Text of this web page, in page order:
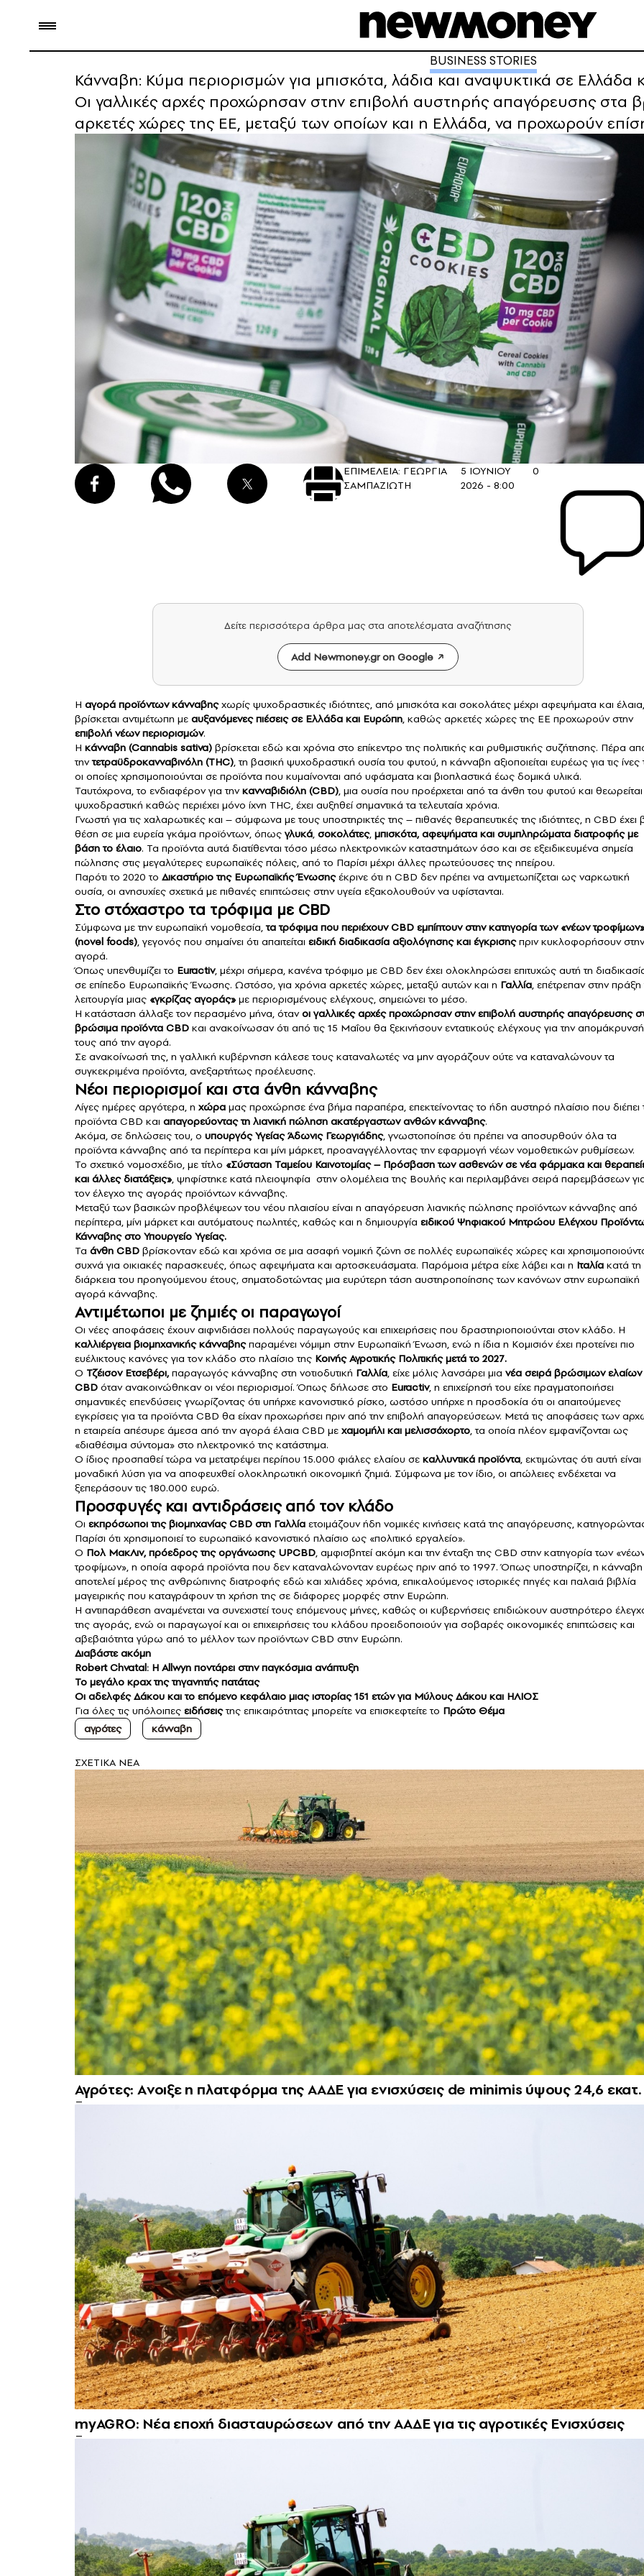
BUSINESS STORIES
Κάνναβη: Κύμα περιορισμών για μπισκότα, λάδια και αναψυκτικά σε
Οι γαλλικές αρχές προχώρησαν στην επιβολή αυστηρής απαγόρευσης στα
αρκετές χώρες της ΕΕ, μεταξύ των οποίων και η Ελλάδα, να προχωρούν
ΕΠΙΜΕΛΕΙΑ: ΓΕΩΡΓΙΑ
ΣΑΜΠΑΖΙΩΤΗ
5 ΙΟΥΝΙΟΥ
2026 - 8:00
0
Δείτε περισσότερα άρθρα μας στα αποτελέσματα αναζήτησης
Add Newmoney.gr on Google
Η αγορά προϊόντωνκάνναβηςχωρίς ψυχοδραστικές ιδιότητες, από μπισκότα και σοκολάτες μέχρι αφεψήματα και έλαια,
βρίσκεται αντιμέτωπη με αυξανόμενες πιέσεις σε Ελλάδα και Ευρώπη, καθώς αρκετές χώρες της ΕΕ προχωρούν στην
επιβολή νέων περιορισμών.
Η κάνναβη (Cannabis sativa) βρίσκεται εδώ και χρόνια στο επίκεντρο της πολιτικής και ρυθμιστικής συζήτησης. Πέρα
τηντετραϋδροκανναβινόλη (THC), τη βασική ψυχοδραστική ουσία του φυτού, η κάνναβη αξιοποιείται ευρέως για τις ίνες
οι οποίες χρησιμοποιούνται σε προϊόντα που κυμαίνονται από υφάσματα και βιοπλαστικά έως δομικά υλικά.
Ταυτόχρονα, το ενδιαφέρον για τηνκανναβιδιόλη (CBD), μια ουσία που προέρχεται από τα άνθη του φυτού και
ψυχοδραστική καθώς περιέχει μόνο ίχνη THC, έχει αυξηθεί σημαντικά τα τελευταία χρόνια.
Γνωστή για τις χαλαρωτικές και – σύμφωνα με τους υποστηρικτές της – πιθανές θεραπευτικές της ιδιότητες, η CBD έχει
θέση σε μια ευρεία γκάμα προϊόντων, όπως γλυκά, σοκολάτες, μπισκότα, αφεψήματα και συμπληρώματα διατροφής με
βάση το έλαιο. Τα προϊόντα αυτά διατίθενται τόσο μέσω ηλεκτρονικών καταστημάτων όσο και σε εξειδικευμένα σημεία
πώλησης στις μεγαλύτερες ευρωπαϊκές πόλεις, από το Παρίσι μέχρι άλλες πρωτεύουσες της ηπείρου.
Παρότι το 2020 το Δικαστήριο της Ευρωπαϊκής Ένωσηςέκρινε ότι η CBD δεν πρέπει να αντιμετωπίζεται ως ναρκωτική
ουσία, οι ανησυχίες σχετικά με πιθανές επιπτώσεις στην υγεία εξακολουθούν να υφίστανται.
Στο στόχαστρο τα τρόφιμα με CBD
Σύμφωνα με την ευρωπαϊκή νομοθεσία,τα τρόφιμα που περιέχουν CBD εμπίπτουν στην κατηγορία των «νέων τροφίμων»
(novel foods), γεγονός που σημαίνει ότι απαιτείται ειδική διαδικασία αξιολόγησης και έγκρισηςπριν κυκλοφορήσουν στην
αγορά.
Όπως υπενθυμίζει το Euractiv, μέχρι σήμερα, κανένα τρόφιμο με CBD δεν έχει ολοκληρώσει επιτυχώς αυτή τη
σε επίπεδο Ευρωπαϊκής Ένωσης. Ωστόσο, για χρόνια αρκετές χώρες, μεταξύ αυτών και η Γαλλία, επέτρεπαν στην πράξη
λειτουργία μιας «γκρίζας αγοράς» με περιορισμένους ελέγχους, σημειώνει το μέσο.
Η κατάσταση άλλαξε τον περασμένο μήνα, ότανοι γαλλικές αρχές προχώρησαν στην επιβολή αυστηρής απαγόρευσης
βρώσιμα προϊόντα CBD και ανακοίνωσαν ότι από τις 15 Μαΐου θα ξεκινήσουν εντατικούς ελέγχους για την απομάκρυνσή
τους από την αγορά.
Σε ανακοίνωσή της, η γαλλική κυβέρνηση κάλεσε τους καταναλωτές να μην αγοράζουν ούτε να καταναλώνουν τα
συγκεκριμένα προϊόντα, ανεξαρτήτως προέλευσης.
Νέοι περιορισμοί και στα άνθη κάνναβης
Λίγες ημέρες αργότερα, η χώρα μας προχώρησε ένα βήμα παραπέρα, επεκτείνοντας το ήδη αυστηρό πλαίσιο που διέπει
προϊόντα CBD και απαγορεύοντας τη λιανική πώληση ακατέργαστων ανθών κάνναβης.
Ακόμα, σε δηλώσεις του, ο υπουργός Υγείας Άδωνις Γεωργιάδης, γνωστοποίησε ότι πρέπει να αποσυρθούν όλα τα
προϊόντα κάνναβης από τα περίπτερα και μίνι μάρκετ, προαναγγέλλοντας την εφαρμογή νέων νομοθετικών ρυθμίσεων.
Το σχετικό νομοσχέδιο, με τίτλο «Σύσταση Ταμείου Καινοτομίας – Πρόσβαση των ασθενών σε νέα φάρμακα και
και άλλες διατάξεις», ψηφίστηκε κατά πλειοψηφία στην ολομέλεια της Βουλής και περιλαμβάνει σειρά παρεμβάσεων
τον έλεγχο της αγοράς προϊόντων κάνναβης.
Μεταξύ των βασικών προβλέψεων του νέου πλαισίου είναι η απαγόρευση λιανικής πώλησης προϊόντων κάνναβης από
περίπτερα, μίνι μάρκετ και αυτόματους πωλητές, καθώς και η δημιουργία ειδικού Ψηφιακού Μητρώου Ελέγχου
Κάνναβης στο Υπουργείο Υγείας.
Τα άνθη CBD βρίσκονταν εδώ και χρόνια σε μια ασαφή νομική ζώνη σε πολλές ευρωπαϊκές χώρες και
συχνά για οικιακές παρασκευές, όπως αφεψήματα και αρτοσκευάσματα. Παρόμοια μέτρα είχε λάβει και η Ιταλία κατά τη
διάρκεια του προηγούμενου έτους, σηματοδοτώντας μια ευρύτερη τάση αυστηροποίησης των κανόνων στην ευρωπαϊκή
αγορά κάνναβης.
Αντιμέτωποι με ζημιές οι παραγωγοί
Οι νέες αποφάσεις έχουν αιφνιδιάσει πολλούς παραγωγούς και επιχειρήσεις που δραστηριοποιούνται στον κλάδο. Η
καλλιέργεια βιομηχανικής κάνναβηςπαραμένει νόμιμη στην Ευρωπαϊκή Ένωση, ενώ η ίδια η Κομισιόν έχει προτείνει πιο
ευέλικτους κανόνες για τον κλάδο στο πλαίσιο της Κοινής Αγροτικής Πολιτικής μετά το 2027.
Ο Τζέισον Ετσεβέρι,παραγωγός κάνναβης στη νοτιοδυτική Γαλλία, είχε μόλις λανσάρει μια νέα σειρά βρώσιμων ελαίων
CBD όταν ανακοινώθηκαν οι νέοι περιορισμοί. Όπως δήλωσε στο Euractiv, η επιχείρησή του είχε πραγματοποιήσει
σημαντικές επενδύσεις γνωρίζοντας ότι υπήρχε κανονιστικό ρίσκο, ωστόσο υπήρχε η προσδοκία ότι οι απαιτούμενες
εγκρίσεις για τα προϊόντα CBD θα είχαν προχωρήσει πριν από την επιβολή απαγορεύσεων. Μετά τις αποφάσεις των
η εταιρεία απέσυρε άμεσα από την αγορά έλαια CBD με χαμομήλι και μελισσόχορτο, τα οποία πλέον εμφανίζονται ως
«διαθέσιμα σύντομα» στο ηλεκτρονικό της κατάστημα.
Ο ίδιος προσπαθεί τώρα να μετατρέψει περίπου 15.000 φιάλες ελαίου σε καλλυντικά προϊόντα, εκτιμώντας ότι αυτή
μοναδική λύση για να αποφευχθεί ολοκληρωτική οικονομική ζημιά. Σύμφωνα με τον ίδιο, οι απώλειες ενδέχεται να
ξεπεράσουν τις 180.000 ευρώ.
Προσφυγές και αντιδράσεις από τον κλάδο
Οι εκπρόσωποι της βιομηχανίας CBD στη Γαλλία ετοιμάζουν ήδη νομικές κινήσεις κατά της απαγόρευσης,
Παρίσι ότι χρησιμοποιεί το ευρωπαϊκό κανονιστικό πλαίσιο ως «πολιτικό εργαλείο».
Ο Πολ ΜακΛιν, πρόεδρος της οργάνωσης UPCBD, αμφισβητεί ακόμη και την ένταξη της CBD στην κατηγορία των
τροφίμων», η οποία αφορά προϊόντα που δεν καταναλώνονταν ευρέως πριν από το 1997. Όπως υποστηρίζει, η κάνναβη
αποτελεί μέρος της ανθρώπινης διατροφής εδώ και χιλιάδες χρόνια, επικαλούμενος ιστορικές πηγές και παλαιά βιβλία
μαγειρικής που καταγράφουν τη χρήση της σε διάφορες μορφές στην Ευρώπη.
Η αντιπαράθεση αναμένεται να συνεχιστεί τους επόμενους μήνες, καθώς οι κυβερνήσεις επιδιώκουν αυστηρότερο
της αγοράς, ενώ οι παραγωγοί και οι επιχειρήσεις του κλάδου προειδοποιούν για σοβαρές οικονομικές επιπτώσεις και
αβεβαιότητα γύρω από το μέλλον των προϊόντων CBD στην Ευρώπη.
Διαβάστε ακόμη
Robert Chvatal: Η Allwyn ποντάρει στην παγκόσμια ανάπτυξη
Το μεγάλο κραχ της τηγανητής πατάτας
Οι αδελφές Δάκου και το επόμενο κεφάλαιο μιας ιστορίας 151 ετών για Μύλους Δάκου και ΗΛΙΟΣ
Για όλες τις υπόλοιπες ειδήσειςτης επικαιρότητας μπορείτε να επισκεφτείτε το Πρώτο Θέμα
αγρότες
κάνναβη
ΣXETIKA NEA
Αγρότες: Aνοιξε η πλατφόρμα της ΑΑΔΕ για ενισχύσεις de minimis ύψους 24,6 εκατ.
myAGRO: Νέα εποχή διασταυρώσεων από την ΑΑΔΕ για τις αγροτικές Ενισχύσεις